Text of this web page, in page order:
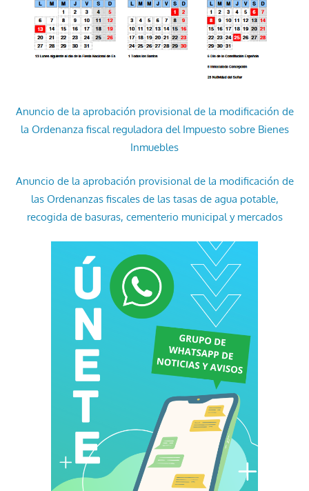
Anuncio de la aprobación provisional de la modificación de
la Ordenanza fiscal reguladora del Impuesto sobre Bienes
Inmuebles
Anuncio de la aprobación provisional de la modificación de
las Ordenanzas fiscales de las tasas de agua potable,
recogida de basuras, cementerio municipal y mercados